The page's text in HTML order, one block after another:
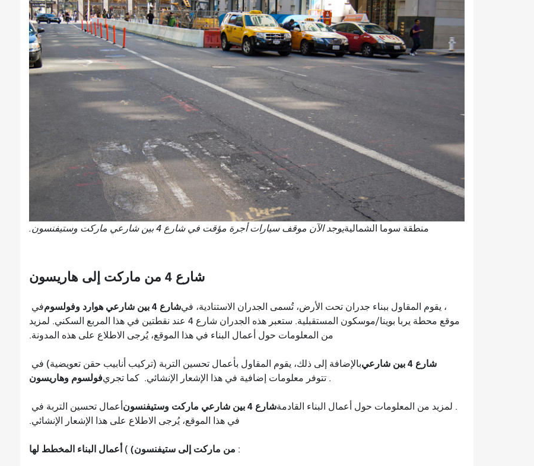
يوجد الآن موقف سيارات أجرة مؤقت في شارع 4 بين شارعي ماركت وستيفنسون.منطقة سوما الشمالية
شارع 4 من ماركت إلى هاريسون
في شارع 4 بين شارعي هوارد وفولسوم، يقوم المقاول ببناء جدران تحت الأرض، تُسمى الجدران الاستنادية، في
موقع محطة يربا بوينا/موسكون المستقبلية. ستعبر هذه الجدران شارع 4 عند نقطتين في هذا المربع السكني. لمزيد
من المعلومات حول أعمال البناء في هذا الموقع، يُرجى الاطلاع على هذه المدونة.
بالإضافة إلى ذلك، يقوم المقاول بأعمال تحسين التربة (تركيب أنابيب حقن تعويضية) فيشارع 4 بين شارعي
فولسوم وهاريسون. تتوفر معلومات إضافية في هذا الإشعار الإنشائي. كما تجري
أعمال تحسين التربة في شارع 4 بين شارعي ماركت وستيفنسون. لمزيد من المعلومات حول أعمال البناء القادمة
في هذا الموقع، يُرجى الاطلاع على هذا الإشعار الإنشائي.
أعمال البناء المخطط لها (من ماركت إلى ستيفنسون) :